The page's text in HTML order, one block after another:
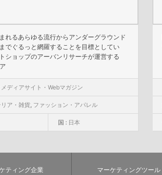
れるあらゆる流行からアンダーグラウンド
でぐるっと網羅することを目標としてい
ショップのアーバンリサーチが運営する
メディアサイト・Webマガジン
ア・雑貨, ファッション・アパレル
国 : 日本
ティング企業 マーケティングツール